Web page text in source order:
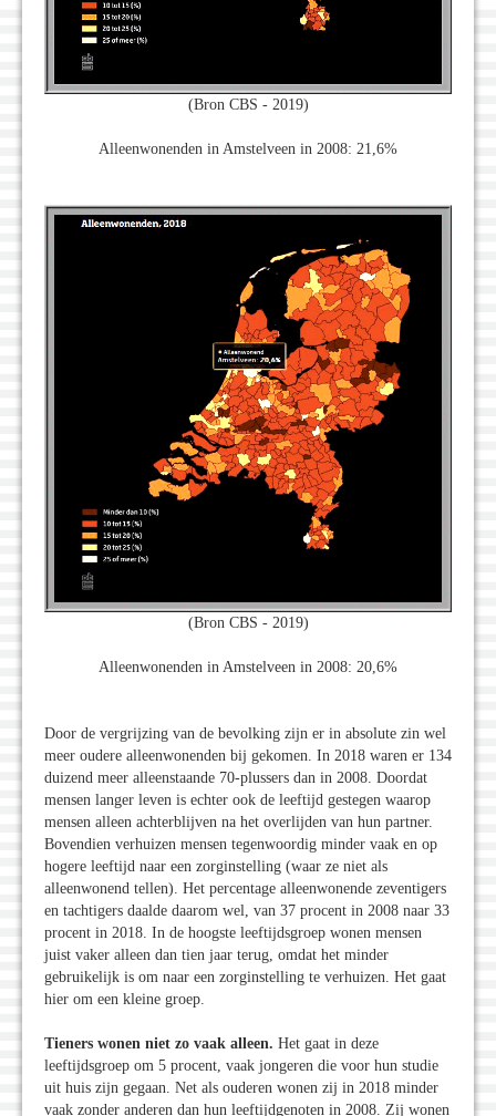
(Bron CBS - 2019)
Alleenwonenden in Amstelveen in 2008: 21,6%
(Bron CBS - 2019)
Alleenwonenden in Amstelveen in 2008: 20,6%
Door de vergrijzing van de bevolking zijn er in absolute zin wel
meer oudere alleenwonenden bij gekomen. In 2018 waren er 134
duizend meer alleenstaande 70-plussers dan in 2008. Doordat
mensen langer leven is echter ook de leeftijd gestegen waarop
mensen alleen achterblijven na het overlijden van hun partner.
Bovendien verhuizen mensen tegenwoordig minder vaak en op
hogere leeftijd naar een zorginstelling (waar ze niet als
alleenwonend tellen). Het percentage alleenwonende zeventigers
en tachtigers daalde daarom wel, van 37 procent in 2008 naar 33
procent in 2018. In de hoogste leeftijdsgroep wonen mensen
juist vaker alleen dan tien jaar terug, omdat het minder
gebruikelijk is om naar een zorginstelling te verhuizen. Het gaat
hier om een kleine groep.
Tieners wonen niet zo vaak alleen. Het gaat in deze
leeftijdsgroep om 5 procent, vaak jongeren die voor hun studie
uit huis zijn gegaan. Net als ouderen wonen zij in 2018 minder
vaak zonder anderen dan hun leeftijdgenoten in 2008. Zij wonen